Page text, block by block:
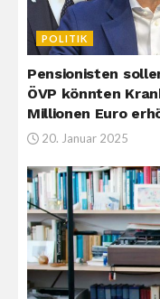
POLITIK
Pensionisten
ÖVP könnten
Millionen Euro
20. Januar 2025